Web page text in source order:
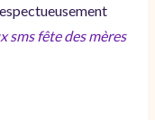
sms fête des mères